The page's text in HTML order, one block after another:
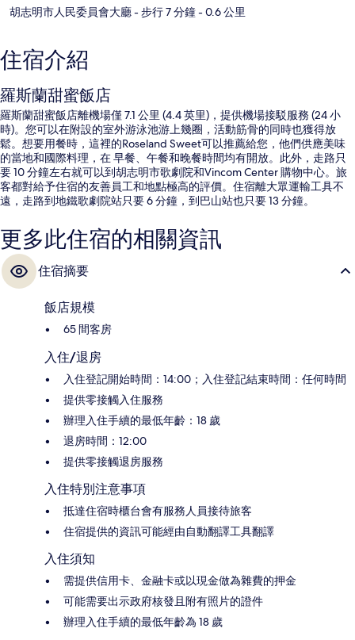
胡志明市人民委員會大廳- 步行 7 分鐘- 0.6 公里
住宿介紹
羅斯蘭甜蜜飯店
羅斯蘭甜蜜飯店離機場僅 7.1 公里 (4.4 英里)，提供機場接駁服務 (24 小
時)。您可以在附設的室外游泳池游上幾圈，活動筋骨的同時也獲得放
鬆。想要用餐時，這裡的Roseland Sweet可以推薦給您，他們供應美味
的當地和國際料理，在 早餐、午餐和晚餐時間均有開放。此外，走路只
要 10 分鐘左右就可以到胡志明市歌劇院和Vincom Center 購物中心。旅
客都對給予住宿的友善員工和地點極高的評價。住宿離大眾運輸工具不
遠，走路到地鐵歌劇院站只要 6 分鐘，到巴山站也只要 13 分鐘。
更多此住宿的相關資訊
住宿摘要
飯店規模
65 間客房
入住/退房
入住登記開始時間：14:00；入住登記結束時間：任何時間
提供零接觸入住服務
辦理入住手續的最低年齡：18 歲
退房時間：12:00
提供零接觸退房服務
入住特別注意事項
抵達住宿時櫃台會有服務人員接待旅客
住宿提供的資訊可能經由自動翻譯工具翻譯
入住須知
需提供信用卡、金融卡或以現金做為雜費的押金
可能需要出示政府核發且附有照片的證件
辦理入住手續的最低年齡為 18 歲